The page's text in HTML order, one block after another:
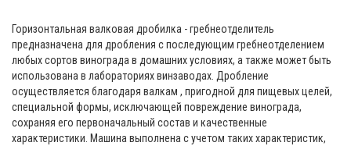
Горизонтальная валковая дробилка - гребнеотделитель
предназначена для дробления с последующим гребнеотделением
любых сортов винограда в домашних условиях, а также может быть
использована в лабораториях винзаводах. Дробление
осуществляется благодаря валкам , пригодной для пищевых целей,
специальной формы, исключающей повреждение винограда,
сохраняя его первоначальный состав и качественные
характеристики. Машина выполнена с учетом таких характеристик,